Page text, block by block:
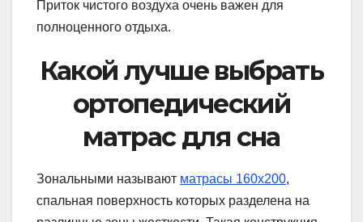
Приток чистого воздуха очень важен для
полноценного отдыха.
Какой лучше выбрать
ортопедический
матрас для сна
Зональными называют матрасы 160х200,
спальная поверхность которых разделена на